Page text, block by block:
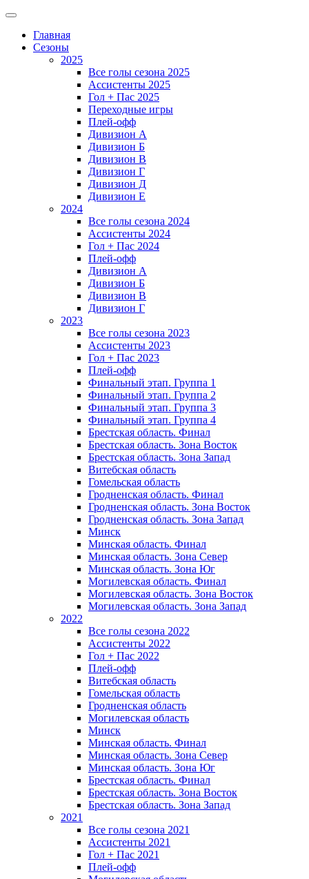
Главная
Сезоны
2025
Все голы сезона 2025
Ассистенты 2025
Гол + Пас 2025
Переходные игры
Плей-офф
Дивизион A
Дивизион Б
Дивизион В
Дивизион Г
Дивизион Д
Дивизион Е
2024
Все голы сезона 2024
Ассистенты 2024
Гол + Пас 2024
Плей-офф
Дивизион A
Дивизион Б
Дивизион В
Дивизион Г
2023
Все голы сезона 2023
Ассистенты 2023
Гол + Пас 2023
Плей-офф
Финальный этап. Группа 1
Финальный этап. Группа 2
Финальный этап. Группа 3
Финальный этап. Группа 4
Брестская область. Финал
Брестская область. Зона Восток
Брестская область. Зона Запад
Витебская область
Гомельская область
Гродненская область. Финал
Гродненская область. Зона Восток
Гродненская область. Зона Запад
Минск
Минская область. Финал
Минская область. Зона Север
Минская область. Зона Юг
Могилевская область. Финал
Могилевская область. Зона Восток
Могилевская область. Зона Запад
2022
Все голы сезона 2022
Ассистенты 2022
Гол + Пас 2022
Плей-офф
Витебская область
Гомельская область
Гродненская область
Могилевская область
Минск
Mинская область. Финал
Минская область. Зона Север
Минская область. Зона Юг
Брестская область. Финал
Брестская область. Зона Восток
Брестская область. Зона Запад
2021
Все голы сезона 2021
Ассистенты 2021
Гол + Пас 2021
Плей-офф